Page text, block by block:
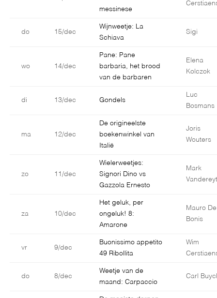
messinese
do 15/dec
Wijnweetje: La
Schiava
Sigi
wo 14/dec
Pane: Pane
barbaria, het brood
van de barbaren
Elena
Kolczok
di 13/dec Gondels
Luc
Bosmans
ma 12/dec
De origineelste
boekenwinkel van
Italië
Joris
Wouters
zo 11/dec
Wielerweetjes:
Signori Dino vs
Gazzola Ernesto
Mark
Vandereyt
za 10/dec
Het geluk, per
ongeluk! 8:
Amarone
Mauro De
Bonis
vr 9/dec
Buonissimo appetito
49 Ribollita
Wim
do 8/dec
Weetje van de
maand: Carpaccio
Carl